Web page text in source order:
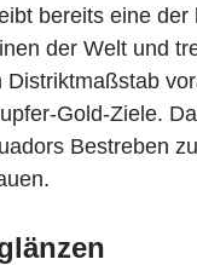
bereits eine der
der Welt und
Gold-Ziele.
Bestreben